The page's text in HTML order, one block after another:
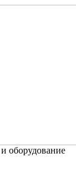
оборудование